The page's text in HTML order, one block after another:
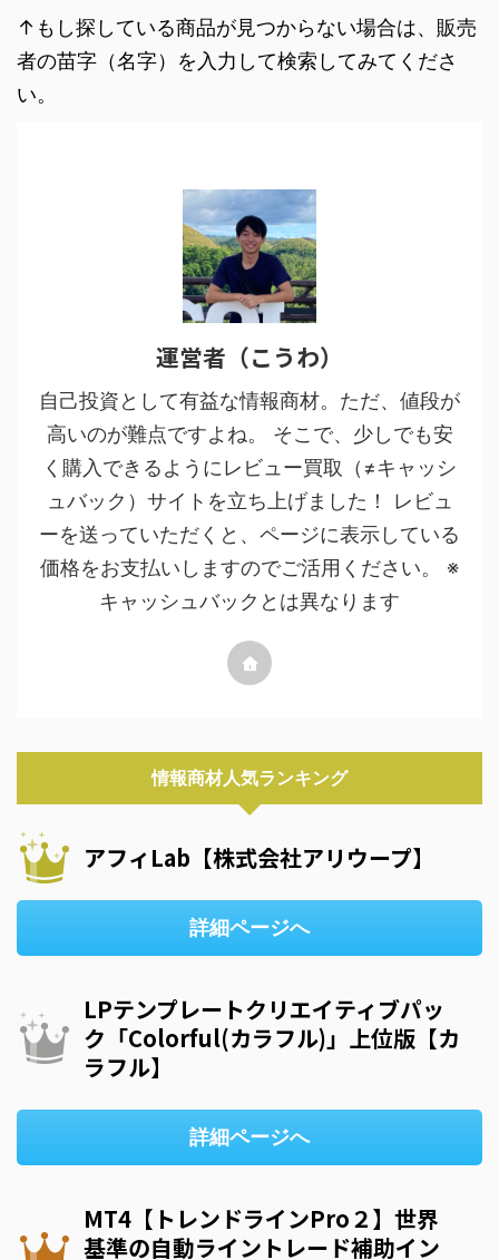
↑もし探している商品が見つからない場合は、販売
者の苗字（名字）を入力して検索してみてくださ
い。
運営者（こうわ）
自己投資として有益な情報商材。ただ、値段が
高いのが難点ですよね。 そこで、少しでも安
く購入できるようにレビュー買取（≠キャッシ
ュバック）サイトを立ち上げました！ レビュ
ーを送っていただくと、ページに表示している
価格をお支払いしますのでご活用ください。 ※
キャッシュバックとは異なります
情報商材人気ランキング
アフィLab【株式会社アリウープ】
詳細ページへ
LPテンプレートクリエイティブパッ
ク「Colorful(カラフル)」上位版【カ
ラフル】
詳細ページへ
MT4【トレンドラインPro２】世界
基準の自動ライントレード補助イン